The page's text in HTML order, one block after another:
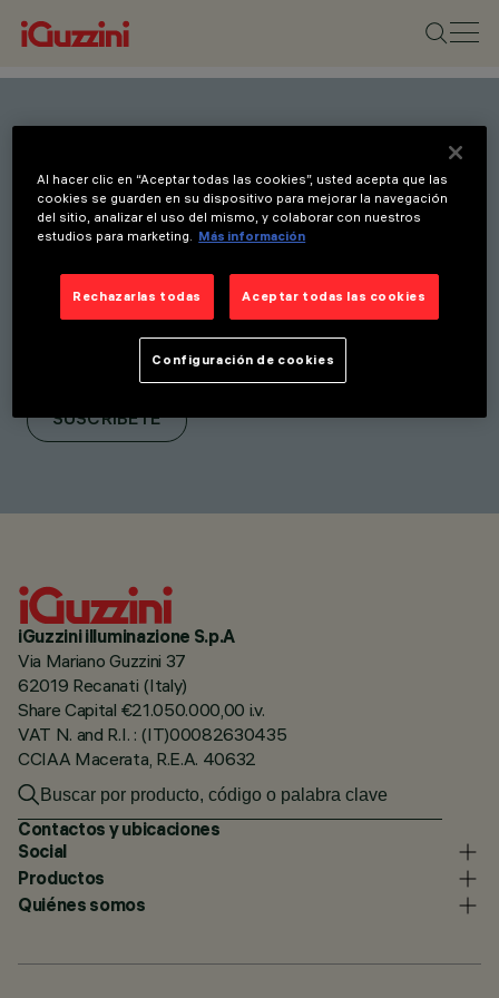
Mantente al día con
nuestras últimas
innovaciones. Suscríbete a
nuestro boletín para recibir
novedades sobre nuevos
productos, ferias e
iniciativas.
SUSCRÍBETE
iGuzzini illuminazione S.p.A
Via Mariano Guzzini 37
62019 Recanati (Italy)
Share Capital €21.050.000,00 i.v.
VAT N. and R.I. : (IT)00082630435
CCIAA Macerata, R.E.A. 40632
Contactos y ubicaciones
Social
Productos
Quiénes somos
Al hacer clic en “Aceptar todas las cookies”, usted acepta que las
cookies se guarden en su dispositivo para mejorar la navegación
del sitio, analizar el uso del mismo, y colaborar con nuestros
estudios para marketing.
Más información
Rechazarlas todas Aceptar todas las cookies
Configuración de cookies